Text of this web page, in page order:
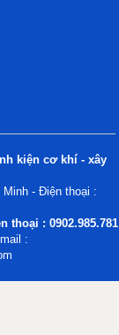
kiện cơ khí - xây
- Điện thoại :
thoại : 0902.985.781
: